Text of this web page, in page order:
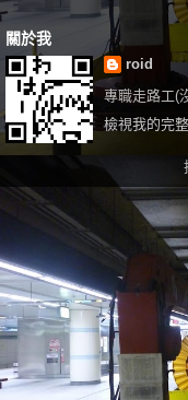
關於我
roid
專職走路工(
檢視我的完